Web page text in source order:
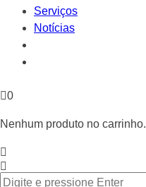
Serviços
Notícias
0
Nenhum produto no carrinho.